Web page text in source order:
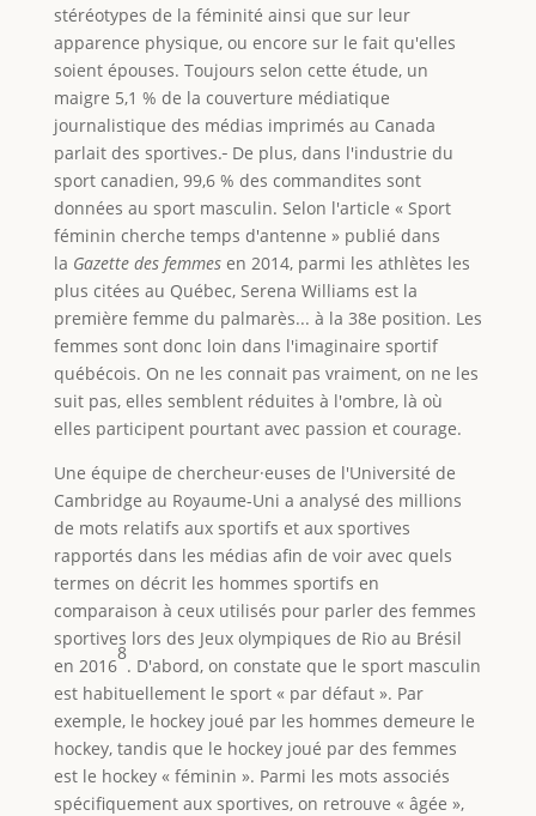
stéréotypes de la féminité ainsi que sur leur
apparence physique, ou encore sur le fait qu'elles
soient épouses. Toujours selon cette étude, un
maigre 5,1 % de la couverture médiatique
journalistique des médias imprimés au Canada
parlait des sportives. De plus, dans l'industrie du
sport canadien, 99,6 % des commandites sont
données au sport masculin. Selon l'article « Sport
féminin cherche temps d'antenne » publié dans
la Gazette des femmesen 2014, parmi les athlètes les
plus citées au Québec, Serena Williams est la
première femme du palmarès... à la 38e position. Les
femmes sont donc loin dans l'imaginaire sportif
québécois. On ne les connait pas vraiment, on ne les
suit pas, elles semblent réduites à l'ombre, là où
elles participent pourtant avec passion et courage.
Une équipe de chercheur·euses de l'Université de
Cambridge au Royaume-Uni a analysé des millions
de mots relatifs aux sportifs et aux sportives
rapportés dans les médias afin de voir avec quels
termes on décrit les hommes sportifs en
comparaison à ceux utilisés pour parler des femmes
sportives lors des Jeux olympiques de Rio au Brésil
en 2016
8
. D'abord, on constate que le sport masculin
est habituellement le sport « par défaut ». Par
exemple, le hockey joué par les hommes demeure le
hockey, tandis que le hockey joué par des femmes
est le hockey « féminin ». Parmi les mots associés
spécifiquement aux sportives, on retrouve « âgée »,